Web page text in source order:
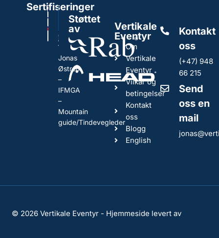
Sertifiseringer
Jonas
Østrem
–
IFMGA
–
Mountain
guide/Tindevegleder
Støttet
av
Vertikale
Eventyr
Om
Vertikale
Eventyr
Vilkår og
betingelser
Kontakt
oss
Blogg
English
Kontakt
oss
(+47) 948
66 215
Send
oss en
mail
© 2026 Vertikale Eventyr - Hjemmeside levert av